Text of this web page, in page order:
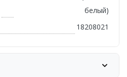
белый)
18208021